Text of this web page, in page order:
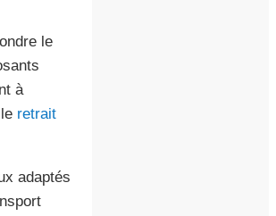
le
à
retrait
adaptés